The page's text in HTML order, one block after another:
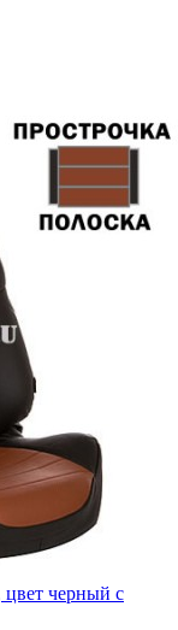
черный с